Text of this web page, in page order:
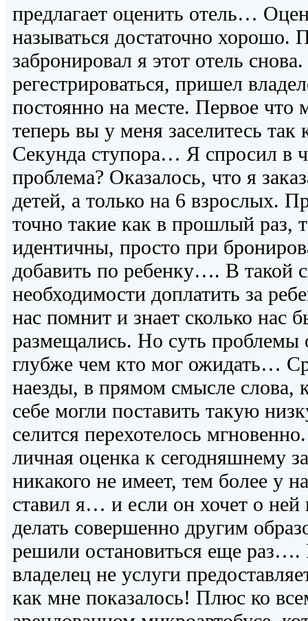
предлагает оценить отель…
называться достаточно хорошо.
забронировал я этот отель
регестрироваться, пришел
постоянно на месте. Первое
теперь вы у меня заселитесь так
Секунда ступора… Я спросил в
проблема? Оказалось, что я
детей, а только на 6 взрослых.
точно такие как в прошлый раз,
идентичны, просто при
добавить по ребенку…. В такой
необходимости доплатить за
нас помнит и знает сколько нас
размещались. Но суть проблемы
глубже чем кто мог ожидать…
наезды, в прямом смысле слова,
себе могли поставить такую
селится перехотелось
личная оценка к сегодняшнему
никакого не имеет, тем более у
ставил я… и если он хочет о ней
делать совершенно другим
решили остановиться еще раз….
владелец не услуги
как мне показалось! Плюс ко